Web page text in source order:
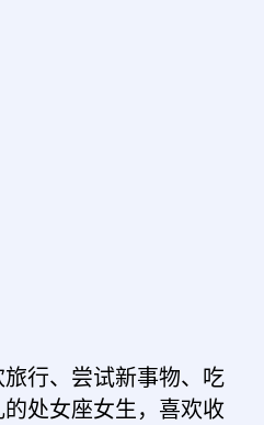
行、尝试新事物、吃
处女座女生，喜欢收